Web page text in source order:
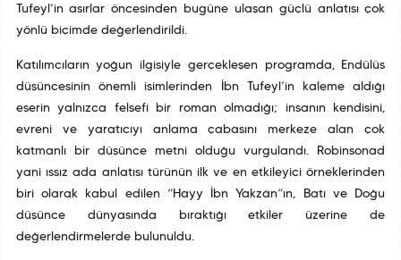
Tufeyl’in asırlar öncesinden bugüne ulaşan güçlü anlatısı çok
yönlü biçimde değerlendirildi.
Katılımcıların yoğun ilgisiyle gerçekleşen programda, Endülüs
düşüncesinin önemli isimlerinden İbn Tufeyl’in kaleme aldığı
eserin yalnızca felsefî bir roman olmadığı; insanın kendisini,
evreni ve yaratıcıyı anlama çabasını merkeze alan çok
katmanlı bir düşünce metni olduğu vurgulandı. Robinsonad
yani ıssız ada anlatısı türünün ilk ve en etkileyici örneklerinden
biri olarak kabul edilen “Hayy İbn Yakzân”ın, Batı ve Doğu
düşünce dünyasında bıraktığı etkiler üzerine de
değerlendirmelerde bulunuldu.